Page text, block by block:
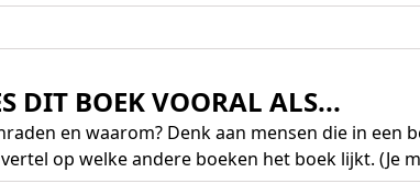
DIT BOEK VOORAL ALS...
en waarom? Denk aan mensen die in een
op welke andere boeken het boek lijkt. (Je